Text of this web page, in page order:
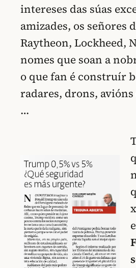
intereses das súas
amizades, os señores
Raytheon, Lockheed,
nomes que soan a
o que fan é construír
radares, drons,
…